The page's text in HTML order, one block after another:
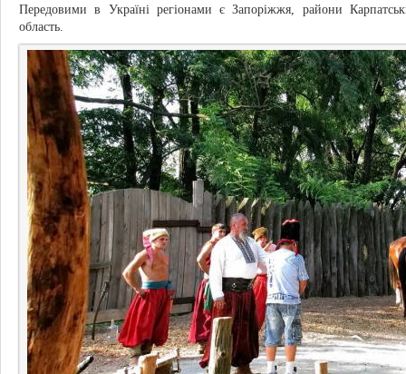
Передовими в Україні регіонами є Запоріжжя, райони
область.